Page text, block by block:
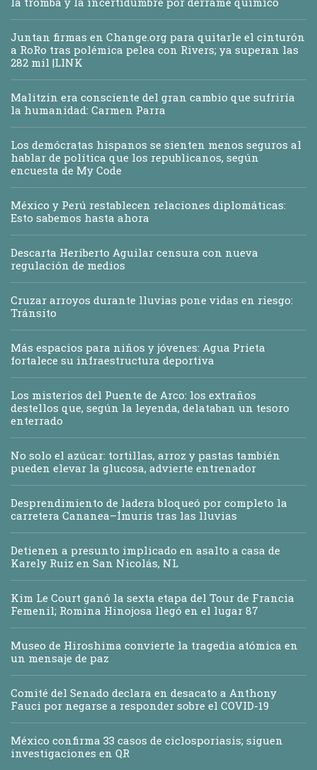
Juntan firmas en Change.org para quitarle el cinturón
a RoRo tras polémica pelea con Rivers; ya superan las
282 mil |LINK
Malitzin era consciente del gran cambio que sufriría
la humanidad: Carmen Parra
Los demócratas hispanos se sienten menos seguros al
hablar de política que los republicanos, según
encuesta de My Code
México y Perú restablecen relaciones diplomáticas:
Esto sabemos hasta ahora
Descarta Heriberto Aguilar censura con nueva
regulación de medios
Cruzar arroyos durante lluvias pone vidas en riesgo:
Tránsito
Más espacios para niños y jóvenes: Agua Prieta
fortalece su infraestructura deportiva
Los misterios del Puente de Arco: los extraños
destellos que, según la leyenda, delataban un tesoro
enterrado
No solo el azúcar: tortillas, arroz y pastas también
pueden elevar la glucosa, advierte entrenador
Desprendimiento de ladera bloqueó por completo la
carretera Cananea–Ímuris tras las lluvias
Detienen a presunto implicado en asalto a casa de
Karely Ruiz en San Nicolás, NL
Kim Le Court ganó la sexta etapa del Tour de Francia
Femenil; Romina Hinojosa llegó en el lugar 87
Museo de Hiroshima convierte la tragedia atómica en
un mensaje de paz
Comité del Senado declara en desacato a Anthony
Fauci por negarse a responder sobre el COVID-19
México confirma 33 casos de ciclosporiasis; siguen
investigaciones en QR